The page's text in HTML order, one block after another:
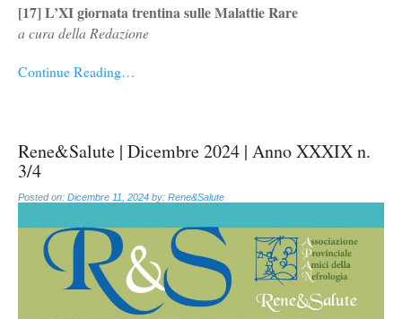
[17] L’XI giornata trentina sulle Malattie Rare
a cura della Redazione
Continue Reading…
Rene&Salute | Dicembre 2024 | Anno XXXIX n.
3/4
Posted on: Dicembre 11, 2024 by: Rene&Salute